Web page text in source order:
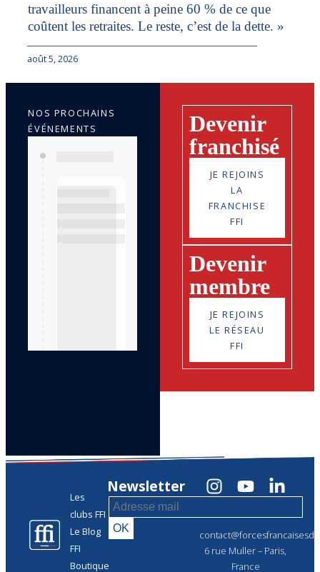
travailleurs financent à peine 60 % de ce que
coûtent les retraites. Le reste, c’est de la dette. »
août 5, 2026
Devenir
franchisé
JE REJOINS
LA
FRANCHISE
FFI
Devenir
membre
JE REJOINS
LE RÉSEAU
FFI
NOS PROCHAINS
ÉVÉNEMENTS
Les
clubs FFI
Le Blog
FFI
Boutique
6 rue Muller – Paris,
France
Newsletter